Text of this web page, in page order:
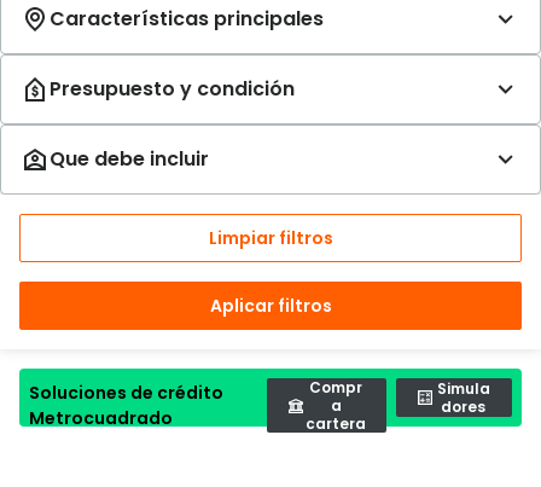
Limpiar filtros
Aplicar filtros
Soluciones de crédito
Metrocuadrado
Compr
a
cartera
Simula
dores